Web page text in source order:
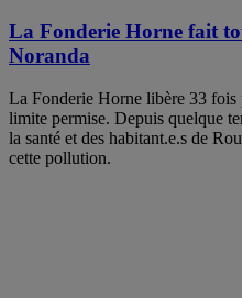
La Fonderie Horne fait
Noranda
La Fonderie Horne libère 33 fois
limite permise. Depuis quelque
la santé et des habitant.e.s de
cette pollution.